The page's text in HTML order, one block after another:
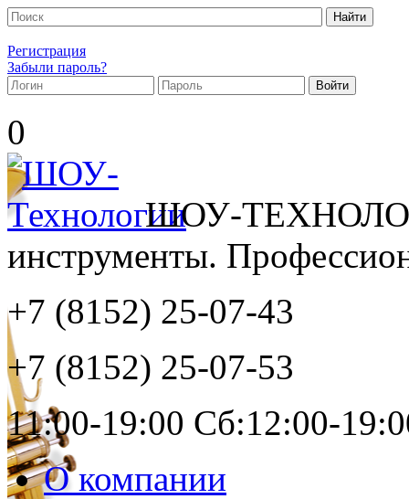
Регистрация
Забыли пароль?
0
ШОУ-
инструменты.
+7 (8152) 25-07-43
+7 (8152) 25-07-53
11:00-19:00 Сб:12:00-
О компании